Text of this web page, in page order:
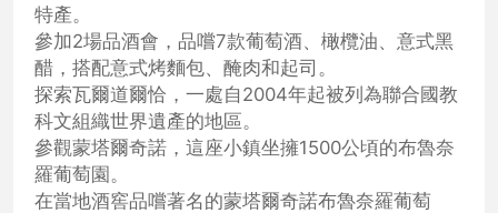
特產。
參加2場品酒會，品嚐7款葡萄酒、橄欖油、意式黑
醋，搭配意式烤麵包、醃肉和起司。
探索瓦爾道爾恰，一處自2004年起被列為聯合國教
科文組織世界遺產的地區。
參觀蒙塔爾奇諾，這座小鎮坐擁1500公頃的布魯奈
羅葡萄園。
在當地酒窖品嚐著名的蒙塔爾奇諾布魯奈羅葡萄